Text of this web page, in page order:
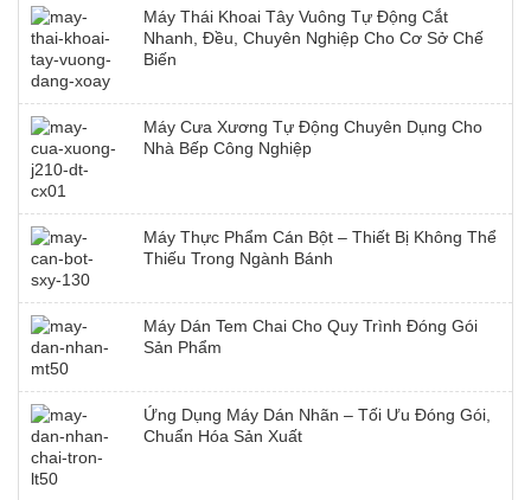
Máy Thái Khoai Tây Vuông Tự Động Cắt
Nhanh, Đều, Chuyên Nghiệp Cho Cơ Sở Chế
Biến
Máy Cưa Xương Tự Động Chuyên Dụng Cho
Nhà Bếp Công Nghiệp
Máy Thực Phẩm Cán Bột – Thiết Bị Không Thể
Thiếu Trong Ngành Bánh
Máy Dán Tem Chai Cho Quy Trình Đóng Gói
Sản Phẩm
Ứng Dụng Máy Dán Nhãn – Tối Ưu Đóng Gói,
Chuẩn Hóa Sản Xuất